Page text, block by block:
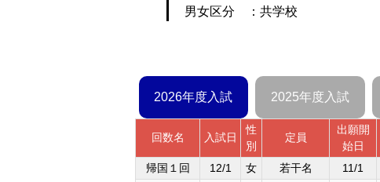
男女区分 ：共学校
2026年度入試 2025年度入試
回数名 入試日
性
別
定員
出願開
始日
帰国１回
12/1 女 若干名 11/1